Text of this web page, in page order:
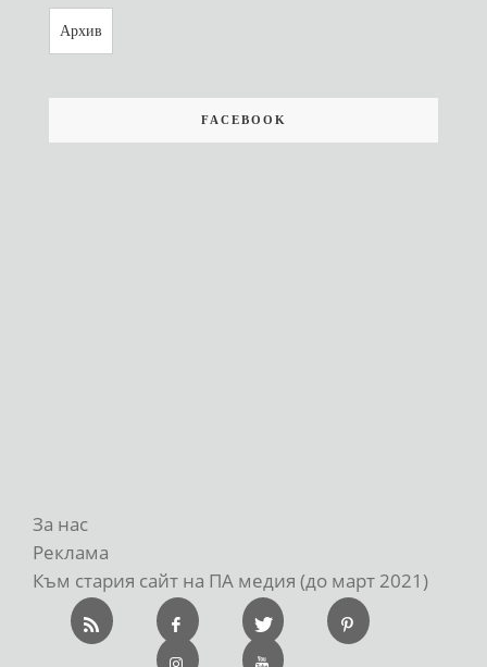
Архив
FACEBOOK
За нас
Реклама
Към стария сайт на ПА медия (до март 2021)